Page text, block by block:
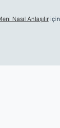
Nasıl Anlaşılıriçin